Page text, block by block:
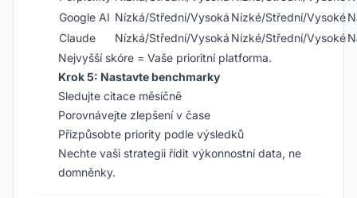
Google AI Nízká/Střední/Vysoká Nízké/Střední/Vysoké
Claude
Nízká/Střední/Vysoká Nízké/Střední/Vysoké
Nejvyšší skóre = Vaše prioritní platforma.
Krok 5: Nastavte benchmarky
Sledujte citace měsíčně
Porovnávejte zlepšení v čase
Přizpůsobte priority podle výsledků
Nechte vaši strategii řídit výkonnostní data, ne
domněnky.